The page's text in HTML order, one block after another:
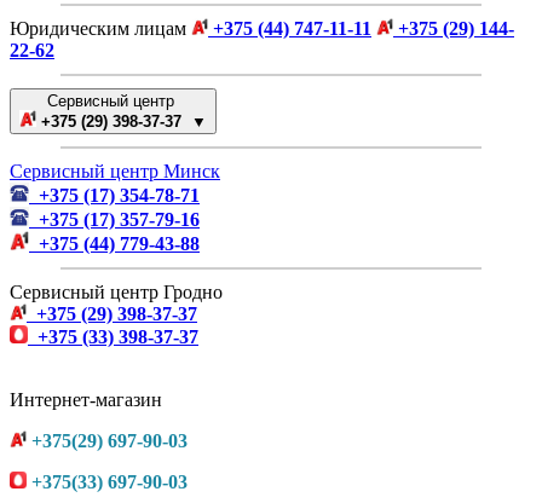
Юридическим лицам +375 (44) 747-11-11
+375 (29) 144-
22-62
Сервисный центр
+375 (29) 398-37-37 ▼
Сервисный центр Минск
+375 (17) 354-78-71
+375 (17) 357-79-16
+375 (44) 779-43-88
Сервисный центр Гродно
+375 (29) 398-37-37
+375 (33) 398-37-37
Интернет-магазин
+375(29) 697-90-03
+375(33) 697-90-03